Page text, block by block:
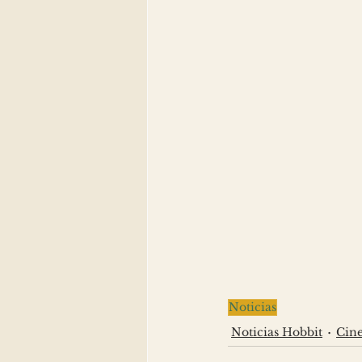
Noticias
Noticias Hobbit